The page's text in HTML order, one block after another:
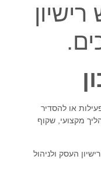
או להסדיר
מקצועי, שקוף
העסק ולניהול